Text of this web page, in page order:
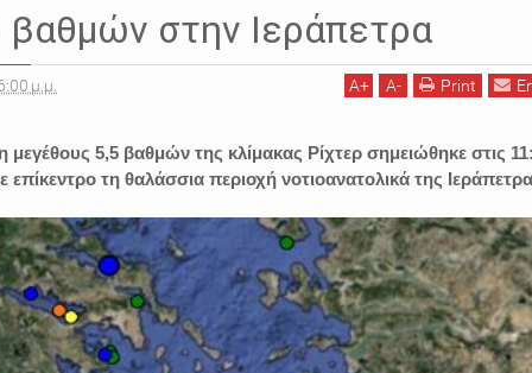
βαθμών στην Ιεράπετρα
μ.μ. A+ A- Print
μεγέθους 5,5 βαθμών της κλίμακας Ρίχτερ σημειώθηκε στις
τη θαλάσσια περιοχή νοτιοανατολικά της